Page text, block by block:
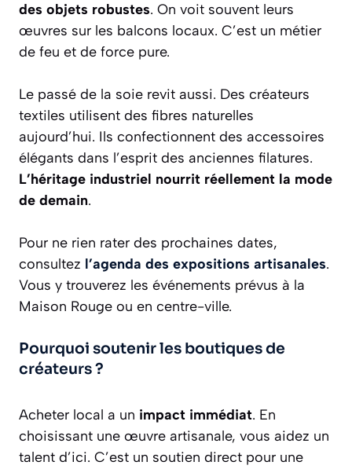
des objets robustes. On voit souvent leurs
œuvres sur les balcons locaux. C’est un métier
de feu et de force pure.
Le passé de la soie revit aussi. Des créateurs
textiles utilisent des fibres naturelles
aujourd’hui. Ils confectionnent des accessoires
élégants dans l’esprit des anciennes filatures.
L’héritage industriel nourrit réellement la mode
de demain.
Pour ne rien rater des prochaines dates,
consultez l’agenda des expositions artisanales.
Vous y trouverez les événements prévus à la
Maison Rouge ou en centre-ville.
Pourquoi soutenir les boutiques de
créateurs ?
Acheter local a un impact immédiat. En
choisissant une œuvre artisanale, vous aidez un
talent d’ici. C’est un soutien direct pour une